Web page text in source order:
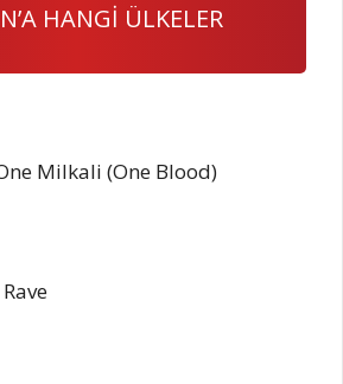
HANGİ ÜLKELER
Milkali (One Blood)